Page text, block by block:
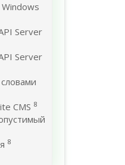
Server
Server
CMS 8
8